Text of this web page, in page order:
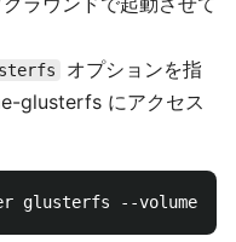
オプションを指
glusterfs にアクセス